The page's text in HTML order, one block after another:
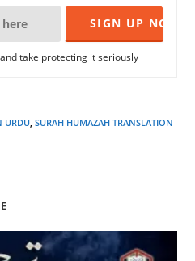
take protecting it seriously
URDU, SURAH HUMAZAH TRANSLATION